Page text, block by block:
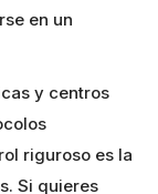
en un
y centros
riguroso es la
Si quieres